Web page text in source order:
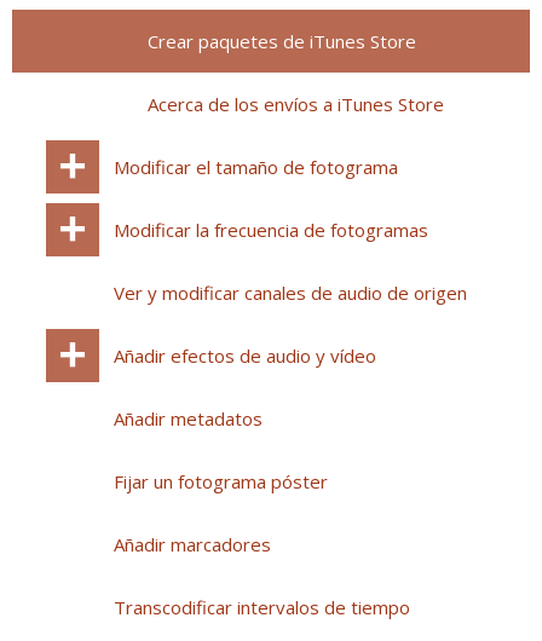
Crear paquetes de iTunes Store
Acerca de los envíos a iTunes Store
Modificar el tamaño de fotograma
Modificar la frecuencia de fotogramas
Ver y modificar canales de audio de origen
Añadir efectos de audio y vídeo
Añadir metadatos
Fijar un fotograma póster
Añadir marcadores
Transcodificar intervalos de tiempo